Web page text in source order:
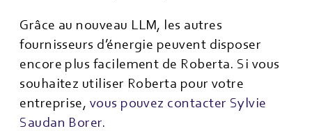
Grâce au nouveau LLM, les autres
fournisseurs d’énergie peuvent disposer
encore plus facilement de Roberta. Si vous
souhaitez utiliser Roberta pour votre
entreprise, vous pouvez contacter Sylvie
Saudan Borer.